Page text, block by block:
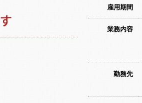
雇用期間
業務内容
勤務先